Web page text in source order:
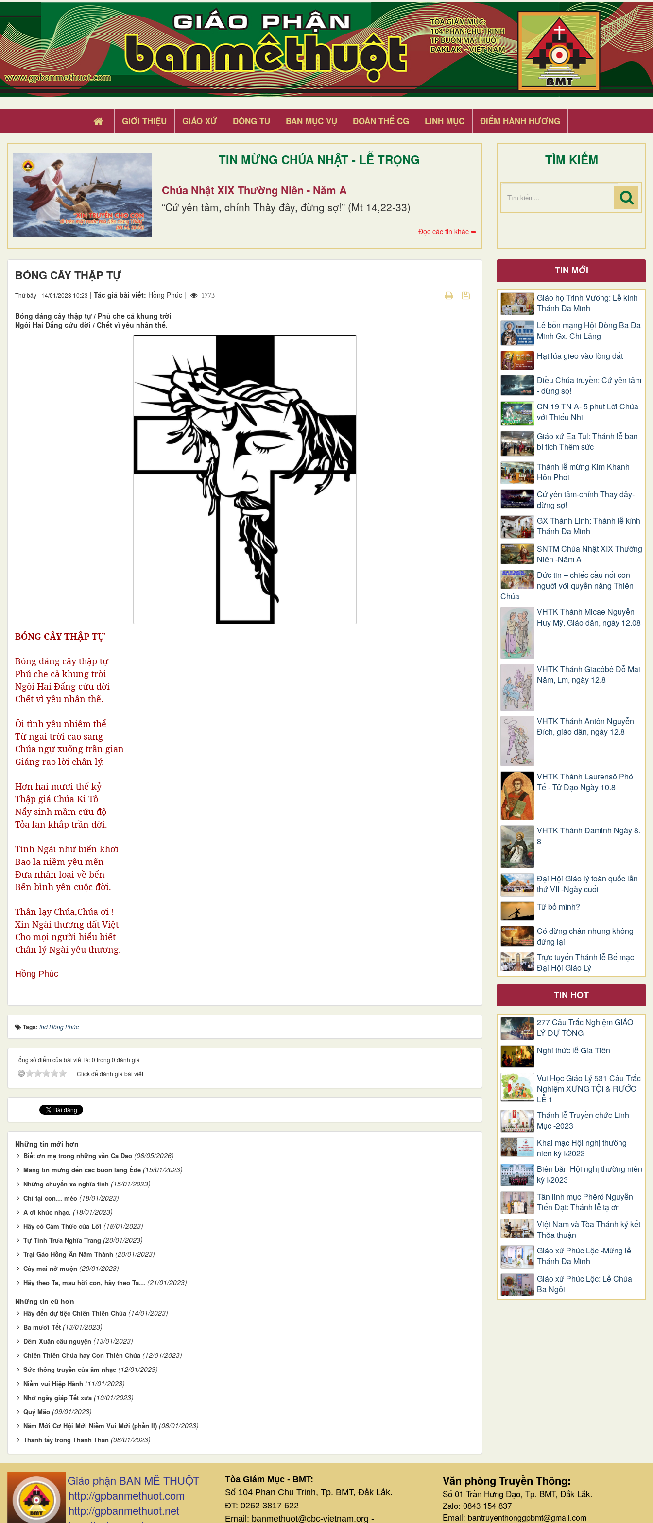
GIỚI THIỆU GIÁO XỨ DÒNG TU BAN MỤC VỤ ĐOÀN THỂ CG LINH MỤC ĐIỂM HÀNH HƯƠNG
TIN MỪNG CHÚA NHẬT - LỄ TRỌNG
Chúa Nhật XIX Thường Niên - Năm A
“Cứ yên tâm, chính Thầy đây, đừng sợ!” (Mt 14,22-33)
Đọc các tin khác ➥
TÌM KIẾM
BÓNG CÂY THẬP TỰ
Thứ bảy - 14/01/2023 10:23 | Tác giả bài viết: Hồng Phúc | 1773
Bóng dáng cây thập tự / Phủ che cả khung trời
Ngôi Hai Đấng cứu đời / Chết vì yêu nhân thế.
BÓNG CÂY THẬP TỰ
Bóng dáng cây thập tự
Phủ che cả khung trời
Ngôi Hai Đấng cứu đời
Chết vì yêu nhân thế.
Ôi tình yêu nhiệm thể
Từ ngai trời cao sang
Chúa ngự xuống trần gian
Giảng rao lời chân lý.
Hơn hai mươi thế kỷ
Thập giá Chúa Ki Tô
Nẩy sinh mầm cứu độ
Tỏa lan khắp trần đời.
Tình Ngài như biển khơi
Bao la niềm yêu mến
Đưa nhân loại về bến
Bến bình yên cuộc đời.
Thân lạy Chúa,Chúa ơi !
Xin Ngài thương đất Việt
Cho mọi người hiểu biết
Chân lý Ngài yêu thương.
Hồng Phúc
Tags: thơ Hồng Phúc
Tổng số điểm của bài viết là: 0 trong 0 đánh giá
Click để đánh giá bài viết
Những tin mới hơn
Biết ơn mẹ trong những vần Ca Dao (06/05/2026)
Mang tin mừng đến các buôn làng Êđê (15/01/2023)
Những chuyến xe nghĩa tình (15/01/2023)
Chỉ tại con… mèo (18/01/2023)
À ơi khúc nhạc. (18/01/2023)
Hãy có Cảm Thức của Lời (18/01/2023)
Tự Tình Trưa Nghĩa Trang (20/01/2023)
Trại Gáo Hồng Ân Năm Thánh (20/01/2023)
Cây mai nở muộn (20/01/2023)
Hãy theo Ta, mau hỡi con, hãy theo Ta… (21/01/2023)
Những tin cũ hơn
Hãy đến dự tiệc Chiên Thiên Chúa (14/01/2023)
Ba mươi Tết (13/01/2023)
Đêm Xuân cầu nguyện (13/01/2023)
Chiên Thiên Chúa hay Con Thiên Chúa (12/01/2023)
Sức thông truyền của âm nhạc (12/01/2023)
Niềm vui Hiệp Hành (11/01/2023)
Nhớ ngày giáp Tết xưa (10/01/2023)
Quý Mão (09/01/2023)
Năm Mới Cơ Hội Mới Niềm Vui Mới (phần II) (08/01/2023)
Thanh tẩy trong Thánh Thần (08/01/2023)
TIN MỚI
Giáo họ Trinh Vương: Lễ kính
Thánh Đa Minh
Lễ bổn mạng Hội Dòng Ba Đa
Minh Gx. Chi Lăng
Hạt lúa gieo vào lòng đất
Điều Chúa truyền: Cứ yên tâm
- đừng sợ!
CN 19 TN A- 5 phút Lời Chúa
với Thiếu Nhi
Giáo xứ Ea Tul: Thánh lễ ban
bí tích Thêm sức
Thánh lễ mừng Kim Khánh
Hôn Phối
Cứ yên tâm-chính Thầy đây-
đừng sợ!
GX Thánh Linh: Thánh lễ kính
Thánh Đa Minh
SNTM Chúa Nhật XIX Thường
Niên -Năm A
Đức tin – chiếc cầu nối con
người với quyền năng Thiên
Chúa
VHTK Thánh Micae Nguyễn
Huy Mỹ, Giáo dân, ngày 12.08
VHTK Thánh Giacôbê Ðỗ Mai
Năm, Lm, ngày 12.8
VHTK Thánh Antôn Nguyễn
Ðích, giáo dân, ngày 12.8
VHTK Thánh Laurensô Phó
Tế - Tử Đạo Ngày 10.8
VHTK Thánh Đaminh Ngày 8.
8
Đại Hội Giáo lý toàn quốc lần
thứ VII -Ngày cuối
Từ bỏ mình?
Có dừng chân nhưng không
đứng lại
Trực tuyến Thánh lễ Bế mạc
Đại Hội Giáo Lý
TIN HOT
277 Câu Trắc Nghiệm GIÁO
LÝ DỰ TÒNG
Nghi thức lễ Gia Tiên
Vui Học Giáo Lý 531 Câu Trắc
Nghiệm XƯNG TỘI & RƯỚC
LỄ 1
Thánh lễ Truyền chức Linh
Mục -2023
Khai mạc Hội nghị thường
niên kỳ I/2023
Biên bản Hội nghị thường niên
kỳ I/2023
Tân linh mục Phêrô Nguyễn
Tiến Đạt: Thánh lễ tạ ơn
Việt Nam và Tòa Thánh ký kết
Thỏa thuận
Giáo xứ Phúc Lộc -Mừng lễ
Thánh Đa Minh
Giáo xứ Phúc Lộc: Lễ Chúa
Ba Ngôi
Giáo phận BAN MÊ THUỘT
http://gpbanmethuot.com
http://gpbanmethuot.net
Tòa Giám Mục - BMT:
Số 104 Phan Chu Trinh, Tp. BMT, Đắk Lắk.
ĐT: 0262 3817 622
Email: banmethuot@cbc-vietnam.org -
Văn phòng Truyền Thông:
Số 01 Trần Hưng Đạo, Tp. BMT, Đắk Lắk.
Zalo: 0843 154 837
Email: bantruyenthonggpbmt@gmail.com